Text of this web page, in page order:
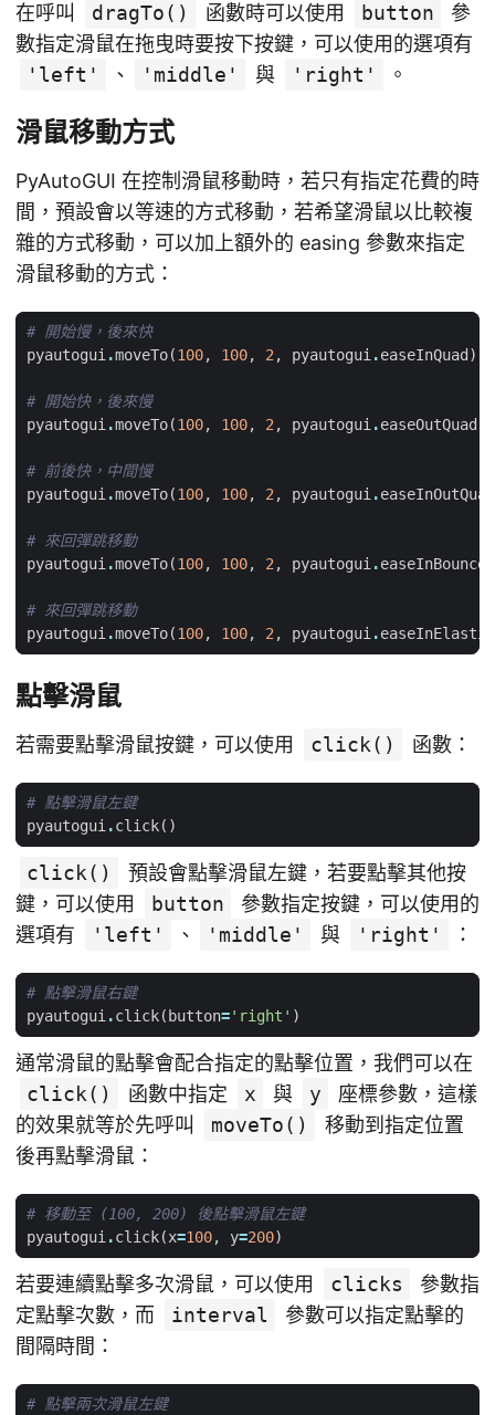
在呼叫 dragTo() 函數時可以使用 button
參
數指定滑鼠在拖曳時要按下按鍵，可以使用的選項有
'left'
、 'middle' 與 'right' 。
滑鼠移動方式
PyAutoGUI 在控制滑鼠移動時，若只有指定花費的時
間，預設會以等速的方式移動，若希望滑鼠以比較複
雜的方式移動，可以加上額外的 easing 參數來指定
滑鼠移動的方式：
# 開始慢，後來快
pyautogui.moveTo(100, 100, 2, pyautogui.easeInQuad )
# 開始快，後來慢
pyautogui.moveTo(100, 100, 2, pyautogui.easeOutQuad
# 前後快，中間慢
pyautogui.moveTo(100, 100, 2, pyautogui.easeInOutQuad
# 來回彈跳移動
pyautogui.moveTo(100, 100, 2, pyautogui.easeInBounce
# 來回彈跳移動
pyautogui.moveTo(100, 100, 2, pyautogui.easeInElastic
點擊滑鼠
若需要點擊滑鼠按鍵，可以使用 click() 函數：
# 點擊滑鼠左鍵
pyautogui.click()
click()
預設會點擊滑鼠左鍵，若要點擊其他按
鍵，可以使用
button
參數指定按鍵，可以使用的
選項有
'left' 、 'middle' 與 'right' ：
# 點擊滑鼠右鍵
pyautogui.click( button='right' )
通常滑鼠的點擊會配合指定的點擊位置，我們可以在
click()
函數中指定 x 與 y
座標參數，這樣
的效果就等於先呼叫
moveTo()
移動到指定位置
後再點擊滑鼠：
# 移動至 (100, 200) 後點擊滑鼠左鍵
pyautogui.click(x=100, y=200)
若要連續點擊多次滑鼠，可以使用 clicks
參數指
定點擊次數，而
interval
參數可以指定點擊的
間隔時間：
# 點擊兩次滑鼠左鍵